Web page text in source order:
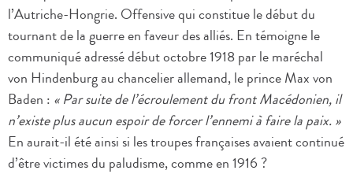
l’Autriche-Hongrie. Offensive qui constitue le début du
tournant de la guerre en faveur des alliés. En témoigne le
communiqué adressé début octobre 1918 par le maréchal
von Hindenburg au chancelier allemand, le prince Max von
Baden : « Par suite de l’écroulement du front Macédonien, il
n’existe plus aucun espoir de forcer l’ennemi à faire la paix. »
En aurait-il été ainsi si les troupes françaises avaient continué
d’être victimes du paludisme, comme en 1916 ?